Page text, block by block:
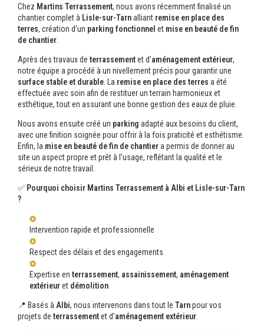
Chez Martins Terrassement, nous avons récemment finalisé un
chantier complet à Lisle-sur-Tarnalliant remise en place des
terres, création d’un parking fonctionnel et mise en beauté de fin
de chantier
Après des travaux de terrassementet d’aménagement extérieur,
notre équipe a procédé à un nivellement précis pour garantir une
surface stable et durable . La remise en place des terres a été
effectuée avec soin afin de restituer un terrain harmonieux et
esthétique, tout en assurant une bonne gestion des eaux de pluie.
Nous avons ensuite créé un parking adapté aux besoins du client,
avec une finition soignée pour offrir à la fois praticité et esthétisme.
Enfin, la mise en beauté de fin de chantiera permis de donner au
site un aspect propre et prêt à l’usage, reflétant la qualité et le
sérieux de notre travail.
✅ Pourquoi choisir Martins Terrassement à Albi et Lisle-sur-Tarn
?
Intervention rapide et professionnelle
Respect des délais et des engagements
Expertise en terrassement, assainissement, aménagement
extérieuret démolition
📍 Basés à Albi, nous intervenons dans tout le Tarnpour vos
projets de terrassementet d’aménagement extérieur